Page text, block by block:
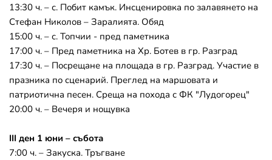
13:30 ч. – с. Побит камък. Инсценировка по залавянето на
Стефан Николов – Заралията. Обяд
15:00 ч. – с. Топчии - пред паметника
17:00 ч. – Пред паметника на Хр. Ботев в гр. Разград
17:30 ч. – Посрещане на площада в гр. Разград. Участие в
празника по сценарий. Преглед на маршовата и
патриотична песен. Среща на похода с ФК "Лудогорец"
20:00 ч. – Вечеря и нощувка
III ден 1 юни – събота
7:00 ч. – Закуска. Тръгване